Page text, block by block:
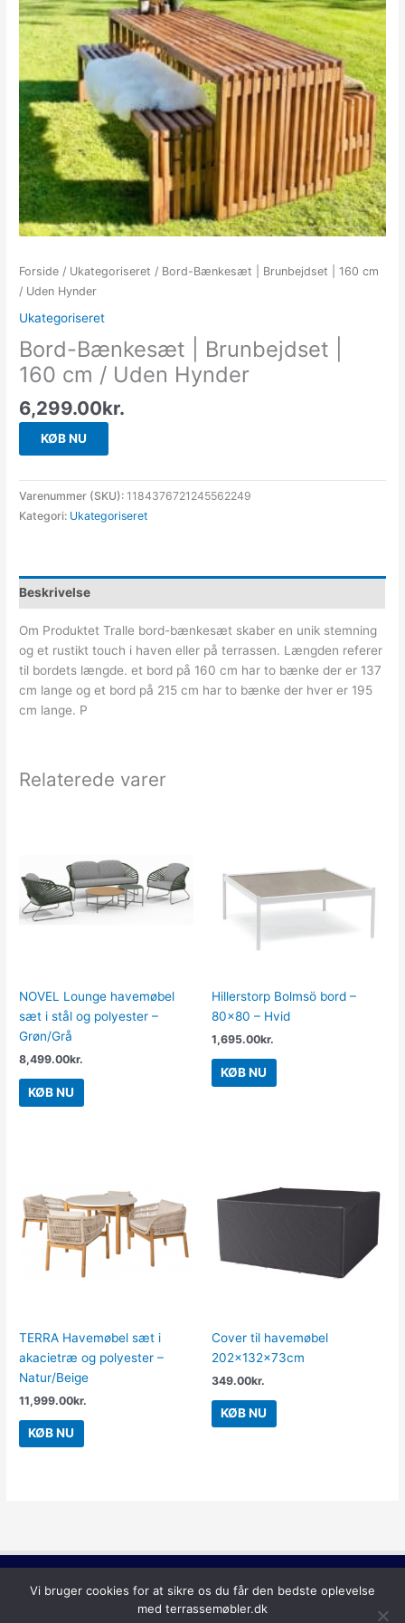
Forside / Ukategoriseret / Bord-Bænkesæt | Brunbejdset | 160 cm
/ Uden Hynder
Ukategoriseret
Bord-Bænkesæt | Brunbejdset |
160 cm / Uden Hynder
6,299.00kr.
KØB NU
Varenummer (SKU): 1184376721245562249
Kategori: Ukategoriseret
Beskrivelse
Om Produktet Tralle bord-bænkesæt skaber en unik stemning
og et rustikt touch i haven eller på terrassen. Længden referer
til bordets længde. et bord på 160 cm har to bænke der er 137
cm lange og et bord på 215 cm har to bænke der hver er 195
cm lange. P
Relaterede varer
NOVEL Lounge havemøbel
sæt i stål og polyester –
Grøn/Grå
8,499.00kr.
KØB NU
Hillerstorp Bolmsö bord –
80×80 – Hvid
1,695.00kr.
KØB NU
TERRA Havemøbel sæt i
akacietræ og polyester –
Natur/Beige
11,999.00kr.
KØB NU
Cover til havemøbel
202x132x73cm
349.00kr.
KØB NU
Copyright © 2026 Terrassemøbler
Vi bruger cookies for at sikre os du får den bedste oplevelse
med terrassemøbler.dk